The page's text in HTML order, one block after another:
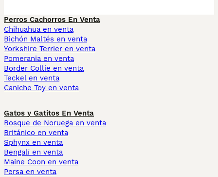
Perros Cachorros En Venta
Chihuahua en venta
Bichón Maltés en venta
Yorkshire Terrier en venta
Pomerania en venta
Border Collie en venta
Teckel en venta
Caniche Toy en venta
Gatos y Gatitos En Venta
Bosque de Noruega en venta
Británico en venta
Sphynx en venta
Bengalí en venta
Maine Coon en venta
Persa en venta